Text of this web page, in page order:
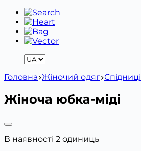
Головна Жіночий одяг Спідниці
Жіноча юбка-міді
В наявності 2 одиниць